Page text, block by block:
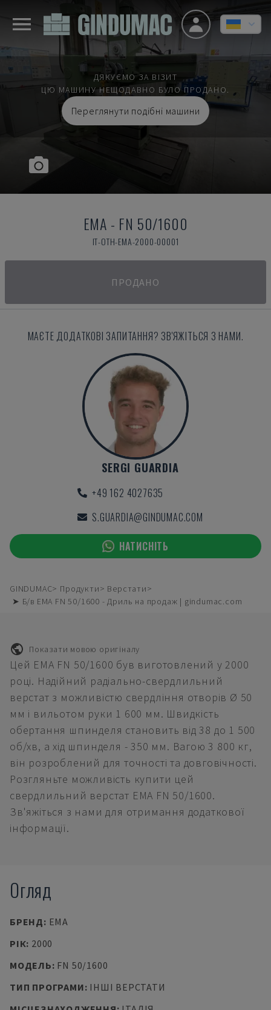
ДЯКУЄМО ЗА ВІЗИТ
ЦЮ МАШИНУ НЕЩОДАВНО БУЛО ПРОДАНО.
Переглянути подібні машини
EMA - FN 50/1600
IT-OTH-EMA-2000-00001
ПРОДАНО
МАЄТЕ ДОДАТКОВІ ЗАПИТАННЯ? ЗВ'ЯЖІТЬСЯ З НАМИ.
SERGI GUARDIA
+49 162 4027635
S.GUARDIA@GINDUMAC.COM
НАТИСНІТЬ
GINDUMAC Продукти
Верстати
➤ Б/в EMA FN 50/1600 - Дриль на продаж | gindumac.com
Показати мовою оригіналу
Цей EMA FN 50/1600 був виготовлений у 2000
році. Надійний радіально-свердлильний
верстат з можливістю свердління отворів Ø 50
мм і вильотом руки 1 600 мм. Швидкість
обертання шпинделя становить від 38 до 1 500
об/хв, а хід шпинделя - 350 мм. Вагою 3 800 кг,
він розроблений для точності та довговічності.
Розгляньте можливість купити цей
свердлильний верстат EMA FN 50/1600.
Зв'яжіться з нами для отримання додаткової
інформації.
Огляд
БРЕНД: EMA
РІК: 2000
МОДЕЛЬ: FN 50/1600
ТИП ПРОГРАМИ: ІНШІ ВЕРСТАТИ